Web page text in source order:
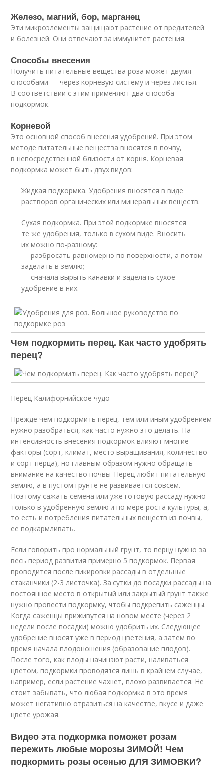
Железо, магний, бор, марганец
Эти микроэлементы защищают растение от вредителей
и болезней. Они отвечают за иммунитет растения.
Способы внесения
Получить питательные вещества роза может двумя
способами — через корневую систему и через листья.
В соответствии с этим применяют два способа
подкормок.
Корневой
Это основной способ внесения удобрений. При этом
методе питательные вещества вносятся в почву,
в непосредственной близости от корня. Корневая
подкормка может быть двух видов:
Жидкая подкормка. Удобрения вносятся в виде
растворов органических или минеральных веществ.
Сухая подкормка. При этой подкормке вносятся
те же удобрения, только в сухом виде. Вносить
их можно по-разному:
— разбросать равномерно по поверхности, а потом
заделать в землю;
— сначала вырыть канавки и заделать сухое
удобрение в них.
Чем подкормить перец. Как часто удобрять
перец?
Перец Калифорнийское чудо
Прежде чем подкормить перец, тем или иным удобрением
нужно разобраться, как часто нужно это делать. На
интенсивность внесения подкормок влияют многие
факторы (сорт, климат, место выращивания, количество
и сорт перца), но главным образом нужно обращать
внимание на качество почвы. Перец любит питательную
землю, а в пустом грунте не развивается совсем.
Поэтому сажать семена или уже готовую рассаду нужно
только в удобренную землю и по мере роста культуры, а,
то есть и потребления питательных веществ из почвы,
ее подкармливать.
Если говорить про нормальный грунт, то перцу нужно за
весь период развития примерно 5 подкормок. Первая
проводится после пикировки рассады в отдельные
стаканчики (2-3 листочка). За сутки до посадки рассады на
постоянное место в открытый или закрытый грунт также
нужно провести подкормку, чтобы подкрепить саженцы.
Когда саженцы приживутся на новом месте (через 2
недели после посадки) можно удобрить их. Следующее
удобрение вносят уже в период цветения, а затем во
время начала плодоношения (образование плодов).
После того, как плоды начинают расти, наливаться
цветом, подкормки проводятся лишь в крайнем случае,
например, если растение чахнет, плохо развивается. Не
стоит забывать, что любая подкормка в это время
может негативно отразиться на качестве, вкусе и даже
цвете урожая.
Видео эта подкормка поможет розам
пережить любые морозы ЗИМОЙ! Чем
подкормить розы осенью ДЛЯ ЗИМОВКИ?